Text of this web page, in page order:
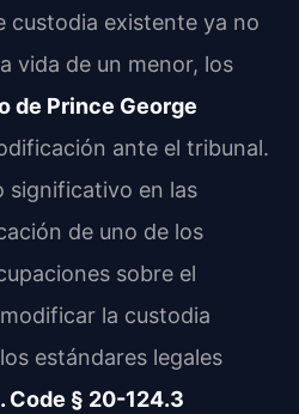
custodia existente ya no
vida de un menor, los
de Prince George
ante el tribunal.
significativo en las
de uno de los
sobre el
la custodia
estándares legales
Code § 20-124.3